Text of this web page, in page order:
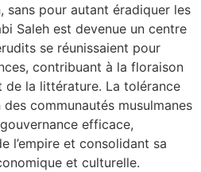
sans pour autant éradiquer les
Saleh est devenue un centre
se réunissaient pour
contribuant à la floraison
de la littérature. La tolérance
communautés musulmanes
efficace,
l’empire et consolidant sa
et culturelle.